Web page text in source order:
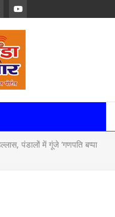
पंडालों में गूंजे ‘गणपति बप्पा